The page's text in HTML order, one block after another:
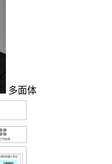
多面体